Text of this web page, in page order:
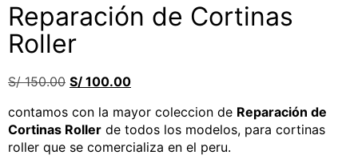
Reparación de Cortinas
Roller
S/150.00 El
original
era:
S/ 150.00.
S/ 100.00El
actual
es:
S/ 100.00.
contamos con la mayor coleccion de Reparación de
Cortinas Roller de todos los modelos, para cortinas
roller que se comercializa en el peru.